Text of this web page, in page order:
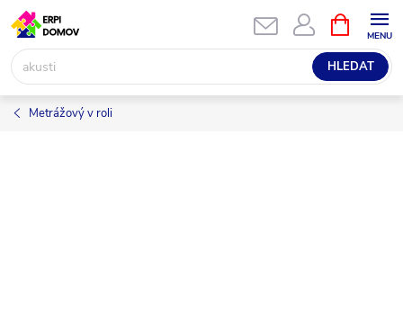
Přejít
na
obsah
HLEDAT
NÁKUPNÍ
KOŠÍK
Metrážový v roli